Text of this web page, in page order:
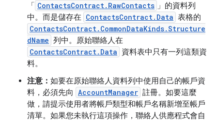
「 ContactsContract.RawContacts 」的資料列
中。而是儲存在 ContactsContract.Data 表格的
ContactsContract.CommonDataKinds.Structure
dName 列中。原始聯絡人在
ContactsContract.Data 資料表中只有一列這類資
料。
注意： 如要在原始聯絡人資料列中使用自己的帳戶資
料，必須先向 AccountManager 註冊。如要這麼
做，請提示使用者將帳戶類型和帳戶名稱新增至帳戶
清單。如果您未執行這項操作，聯絡人供應程式會自